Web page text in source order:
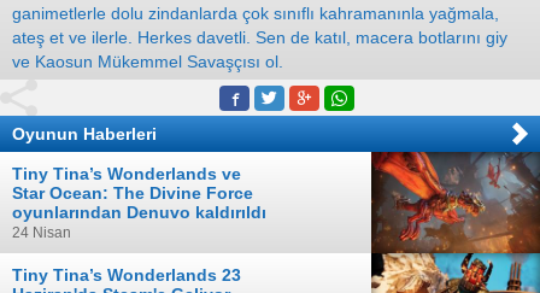
ganimetlerle dolu zindanlarda çok sınıflı kahramanınla yağmala,
ateş et ve ilerle. Herkes davetli. Sen de katıl, macera botlarını giy
ve Kaosun Mükemmel Savaşçısı ol.
Oyunun Haberleri
Tiny Tina’s Wonderlands ve
Star Ocean: The Divine Force
oyunlarından Denuvo kaldırıldı
24 Nisan
Tiny Tina’s Wonderlands 23